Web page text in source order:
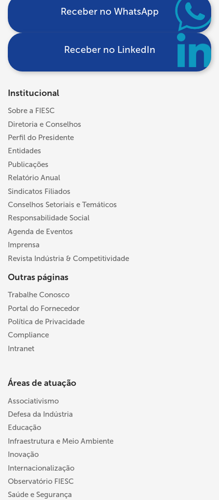
Receber no WhatsApp
Receber no LinkedIn
Institucional
Sobre a FIESC
Diretoria e Conselhos
Perfil do Presidente
Entidades
Publicações
Relatório Anual
Sindicatos Filiados
Conselhos Setoriais e Temáticos
Responsabilidade Social
Agenda de Eventos
Imprensa
Revista Indústria & Competitividade
Outras páginas
Trabalhe Conosco
Portal do Fornecedor
Política de Privacidade
Compliance
Intranet
Áreas de atuação
Associativismo
Defesa da Indústria
Educação
Infraestrutura e Meio Ambiente
Inovação
Internacionalização
Observatório FIESC
Saúde e Segurança